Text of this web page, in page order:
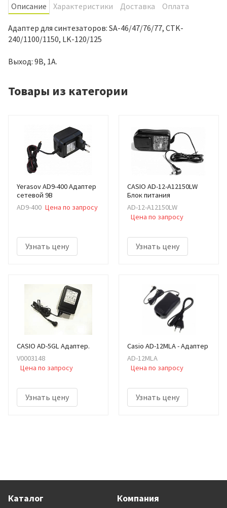
Oписание Характеристики Доставка Оплата
Адаптер для синтезаторов: SA-46/47/76/77, CTK-
240/1100/1150, LK-120/125
Выход: 9В, 1А.
Товары из категории
Yerasov AD9-400 Адаптер
сетевой 9В
AD9-400 Цена по запросу
Узнать цену
CASIO AD-12-A12150LW
Блок питания
AD-12-A12150LW
Цена по запросу
Узнать цену
CASIO AD-5GL Адаптер.
V0003148
Цена по запросу
Узнать цену
Casio AD-12MLA - Адаптер
AD-12MLA
Цена по запросу
Узнать цену
Каталог Компания